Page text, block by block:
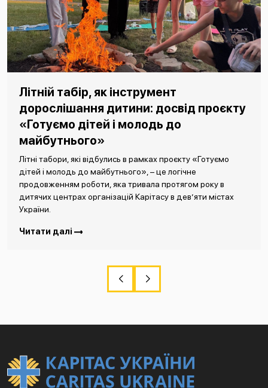
Літній табір, як інструмент
дорослішання дитини: досвід проєкту
«Готуємо дітей і молодь до
майбутнього»
Літні табори, які відбулись в рамках проєкту «Готуємо
дітей і молодь до майбутнього», – це логічне
продовженням роботи, яка тривала протягом року в
дитячих центрах організацій Карітасу в дев’яти містах
України.
Читати далі